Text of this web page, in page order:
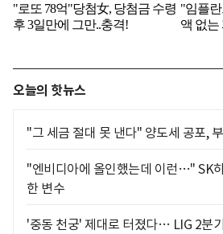
오늘의 핫뉴스
"그 세금 절대 못 낸다" 양도세 공포,
"엔비디아에 올인했는데 이런…" SK
한 변수
'중동 천궁' 제대로 터졌다… LIG 2분